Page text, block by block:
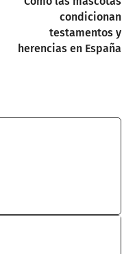
condicionan
testamentos y
herencias en España